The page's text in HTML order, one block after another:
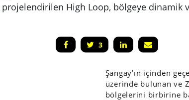
projelendirilen High Loop, bölgeye dinamik
3
Şangay’ın içinden
üzerinde bulunan ve
bölgelerini birbirine